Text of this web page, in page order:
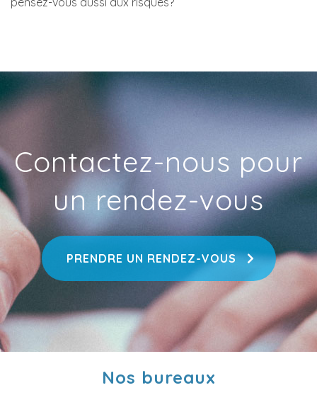
Contactez-nous pour
un rendez-vous
PRENDRE UN RENDEZ-VOUS
Nos bureaux